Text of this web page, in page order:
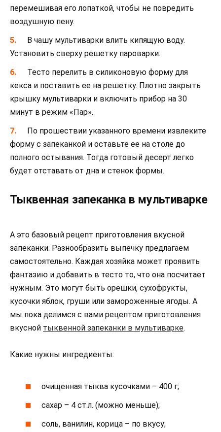
перемешивая его лопаткой, чтобы не повредить
воздушную пену.
В чашу мультиварки влить кипящую воду.
Установить сверху решетку пароварки.
Тесто перелить в силиконовую форму для
кекса и поставить ее на решетку. Плотно закрыть
крышку мультиварки и включить прибор на 30
минут в режим «Пар».
По прошествии указанного времени извлеките
форму с запеканкой и оставьте ее на столе до
полного остывания. Тогда готовый десерт легко
будет отставать от дна и стенок формы.
Тыквенная запеканка в мультиварке
А это базовый рецепт приготовления вкусной
запеканки. Разнообразить выпечку предлагаем
самостоятельно. Каждая хозяйка может проявить
фантазию и добавить в тесто то, что она посчитает
нужным. Это могут быть орешки, сухофрукты,
кусочки яблок, груши или замороженные ягоды. А
мы пока делимся с вами рецептом приготовления
вкусной тыквенной запеканки в мультиварке.
Какие нужны ингредиенты:
очищенная тыква кусочками – 400 г;
сахар – 4 ст.л. (можно меньше);
соль, ванилин, корица – по вкусу;